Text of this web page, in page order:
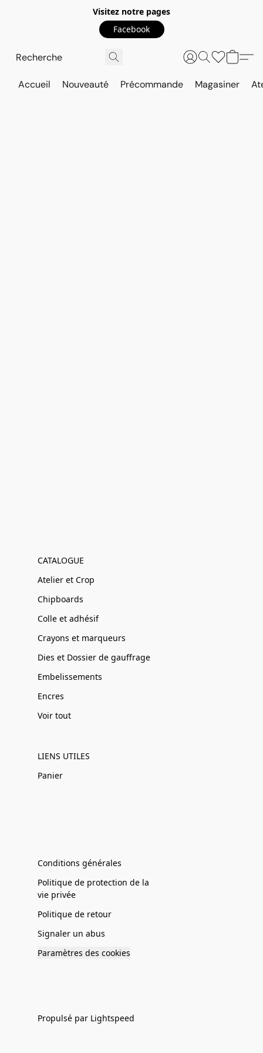
Visitez notre pages
Facebook
Accueil Nouveauté Précommande Magasiner
CATALOGUE
Atelier et Crop
Chipboards
Colle et adhésif
Crayons et marqueurs
Dies et Dossier de gauffrage
Embelissements
Encres
Voir tout
LIENS UTILES
Panier
Conditions générales
Politique de protection de la
vie privée
Politique de retour
Signaler un abus
Paramètres des cookies
Propulsé par Lightspeed